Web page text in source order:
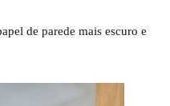
de parede mais escuro e